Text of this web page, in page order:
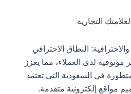
التجارية
النطاق الاحترافي
لدى العملاء، مما يعزز
في السعودية التي تعتمد
إلكترونية متقدمة.